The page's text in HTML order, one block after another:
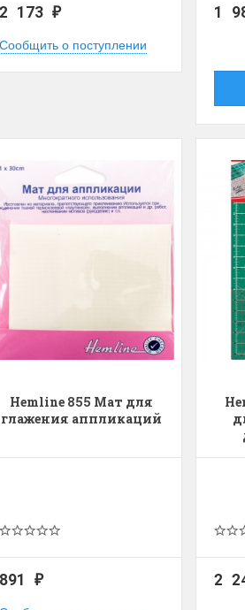
2 173 ₽
Сообщить о поступлении
1
Hemline 855 Мат для
глажения аппликаций
891 ₽ 2